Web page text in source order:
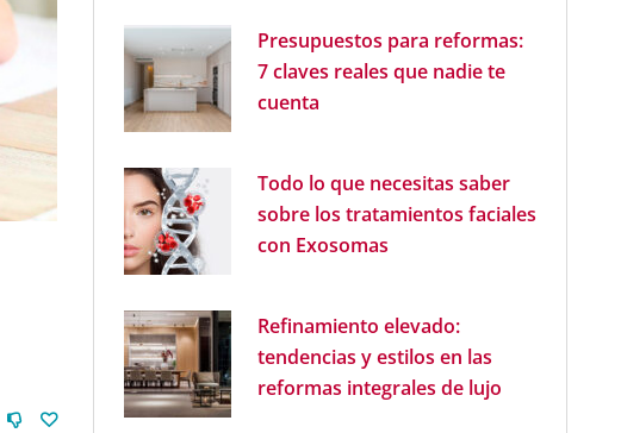
Presupuestos para reformas:
7 claves reales que nadie te
cuenta
Todo lo que necesitas saber
sobre los tratamientos faciales
con Exosomas
Refinamiento elevado:
tendencias y estilos en las
reformas integrales de lujo